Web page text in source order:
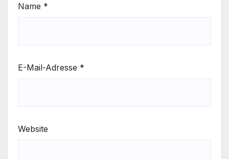
Name *
E-Mail-Adresse *
Website